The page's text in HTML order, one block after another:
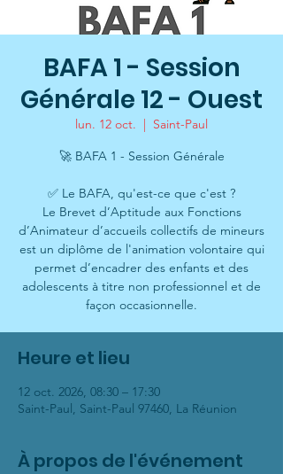
BAFA 1 - Session
Générale 12 - Ouest
lun. 12 oct.
  |
Saint-Paul
🚀 BAFA 1 - Session Générale
✅ Le BAFA, qu'est-ce que c'est ?
Le Brevet d’Aptitude aux Fonctions
d’Animateur d’accueils collectifs de mineurs
est un diplôme de l'animation volontaire qui
permet d’encadrer des enfants et des
adolescents à titre non professionnel et de
façon occasionnelle.
Heure et lieu
12 oct. 2026, 08:30 – 17:30
Saint-Paul, Saint-Paul 97460, La Réunion
À propos de l'événement